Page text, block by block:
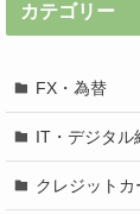
カテゴリー
FX・為替
IT・デジタル
クレジット